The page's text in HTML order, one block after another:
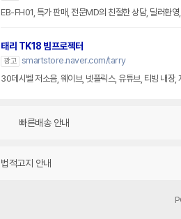
EB-FH01, 특가 판매, 전문MD의 친절한 상담, 딜러환영
태리 TK18 빔프로젝터
광고 smartstore.naver.com/tarry
30데시벨 저소음, 웨이브, 넷플릭스, 유튜브, 티빙 내장,
빠른배송 안내
법적고지 안내